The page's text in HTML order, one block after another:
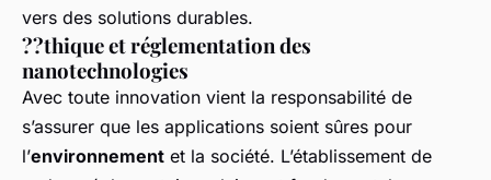
vers des solutions durables.
??thique et réglementation des
nanotechnologies
Avec toute innovation vient la responsabilité de
s’assurer que les applications soient sûres pour
l’environnement et la société. L’établissement de